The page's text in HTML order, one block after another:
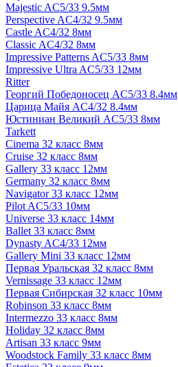
Majestic AC5/33 9.5мм
Perspective AC4/32 9.5мм
Castle AC4/32 8мм
Classic AC4/32 8мм
Impressive Patterns AC5/33 8мм
Impressive Ultra AC5/33 12мм
Ritter
Георгий Победоносец AC5/33 8.4мм
Царица Майя AC4/32 8.4мм
Юстиниан Великий AC5/33 8мм
Tarkett
Cinema 32 класс 8мм
Cruise 32 класс 8мм
Gallery 33 класс 12мм
Germany 32 класс 8мм
Navigator 33 класс 12мм
Pilot AC5/33 10мм
Universe 33 класс 14мм
Ballet 33 класс 8мм
Dynasty AC4/33 12мм
Gallery Mini 33 класс 12мм
Первая Уральская 32 класс 8мм
Vernissage 33 класс 12мм
Первая Сибирская 32 класс 10мм
Robinson 33 класс 8мм
Intermezzo 33 класс 8мм
Holiday 32 класс 8мм
Artisan 33 класс 9мм
Woodstock Family 33 класс 8мм